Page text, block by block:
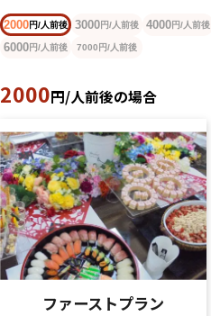
2000円/人前後 3000円/人前後 4000円/人前後
6000円/人前後 7000 円/人前後
2000円/人前後の場合
ファーストプラン